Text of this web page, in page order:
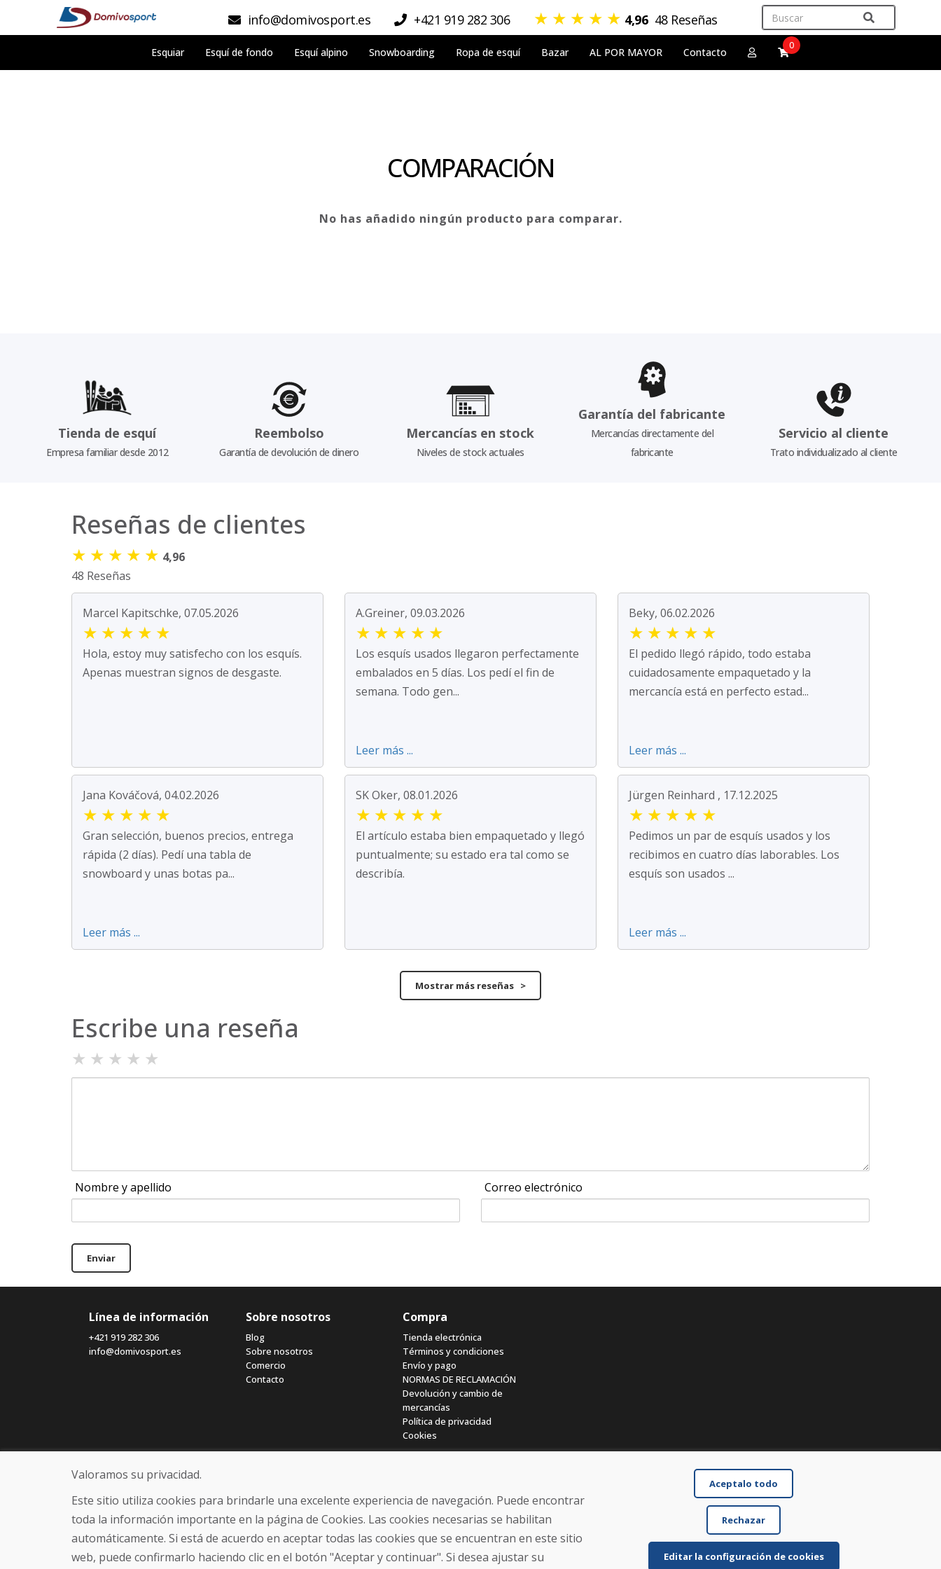
info@domivosport.es +421 919 282 306 ★ ★ ★ ★ ★ 4,96 48 Reseñas
Esquiar Esquí de fondo Esquí alpino Snowboarding Ropa de esquí Bazar AL POR MAYOR Contacto
0
COMPARACIÓN
No has añadido ningún producto para comparar.
Tienda de esquí
Empresa familiar desde 2012
Reembolso
Garantía de devolución de dinero
Mercancías en stock
Niveles de stock actuales
Garantía del fabricante
Mercancías directamente del
fabricante
Servicio al cliente
Trato individualizado al cliente
Reseñas de clientes
★ ★ ★ ★ ★ 4,96
48 Reseñas
Marcel Kapitschke, 07.05.2026
★ ★ ★ ★ ★
Hola, estoy muy satisfecho con los esquís.
Apenas muestran signos de desgaste.
A.Greiner, 09.03.2026
★ ★ ★ ★ ★
Los esquís usados llegaron perfectamente
embalados en 5 días. Los pedí el fin de
semana. Todo gen...
Leer más ...
Beky, 06.02.2026
★ ★ ★ ★ ★
El pedido llegó rápido, todo estaba
cuidadosamente empaquetado y la
mercancía está en perfecto estad...
Leer más ...
Jana Kováčová, 04.02.2026
★ ★ ★ ★ ★
Gran selección, buenos precios, entrega
rápida (2 días). Pedí una tabla de
snowboard y unas botas pa...
Leer más ...
SK Oker, 08.01.2026
★ ★ ★ ★ ★
El artículo estaba bien empaquetado y llegó
puntualmente; su estado era tal como se
describía.
Jürgen Reinhard , 17.12.2025
★ ★ ★ ★ ★
Pedimos un par de esquís usados y los
recibimos en cuatro días laborables. Los
esquís son usados ...
Leer más ...
Mostrar más reseñas >
Escribe una reseña
★ ★ ★ ★ ★
Nombre y apellido Correo electrónico
Enviar
Línea de información
+421 919 282 306
info@domivosport.es
Sobre nosotros
Blog
Sobre nosotros
Comercio
Contacto
Compra
Tienda electrónica
Términos y condiciones
Envío y pago
NORMAS DE RECLAMACIÓN
Devolución y cambio de
mercancías
Política de privacidad
Cookies
© DOMIVOSPORT 2026, reservados todos los derechos
DUFEKSOFT creación de tienda electrónica
Valoramos su privacidad.
Este sitio utiliza cookies para brindarle una excelente experiencia de navegación. Puede encontrar
toda la información importante en la página de Cookies. Las cookies necesarias se habilitan
automáticamente. Si está de acuerdo en aceptar todas las cookies que se encuentran en este sitio
web, puede confirmarlo haciendo clic en el botón "Aceptar y continuar". Si desea ajustar su
Aceptalo todo
Rechazar
Editar la configuración de cookies